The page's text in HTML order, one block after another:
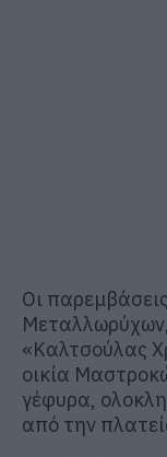
Οι
«Καλτσούλας
οικία
γέφυρα,
από την